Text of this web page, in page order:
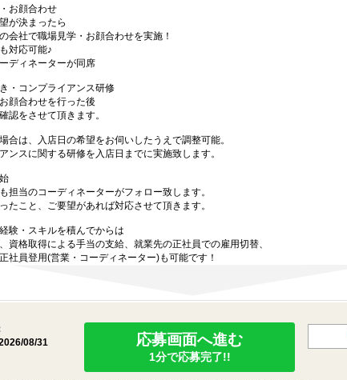
お顔合わせ
が決まったら
会社で職場見学・お顔合わせを実施！
対応可能♪
ディネーターが同席
・コンプライアンス研修
顔合わせを行った後
認をさせて頂きます。
合は、入店日の希望をお伺いしたうえで調整可能。
ンスに関する研修を入店日までに実施致します。
担当のコーディネーターがフォロー致します。
たこと、ご要望があれば対応させて頂きます。
験・スキルを積んでからは
資格取得による手当の支給、就業先の正社員での雇用切替、
社員登用(営業・コーディネーター)も可能です！
08/31
応募画面へ進む
1分で応募完了!!